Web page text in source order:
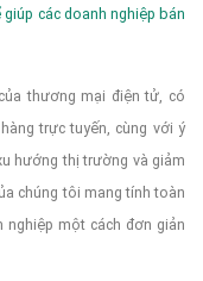
các doanh nghiệp bán
thương mại điện tử, có
trực tuyến, cùng với ý
hướng thị trường và giảm
chúng tôi mang tính toàn
nghiệp một cách đơn giản